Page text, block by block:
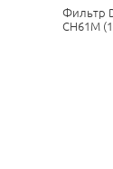
Фильтр
CH61M